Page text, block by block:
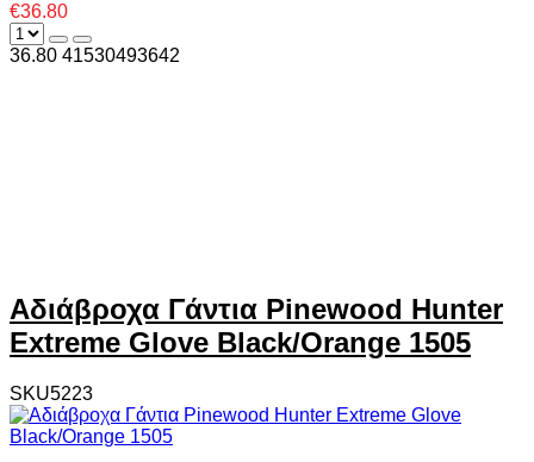
€36.80
36.80 41530493642
Αδιάβροχα Γάντια Pinewood Hunter
Extreme Glove Black/Orange 1505
SKU5223